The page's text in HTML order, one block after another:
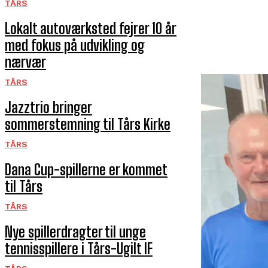
TÅRS
Lokalt autoværksted fejrer 10 år
med fokus på udvikling og
nærvær
TÅRS
Jazztrio bringer
sommerstemning til Tårs Kirke
TÅRS
Dana Cup-spillerne er kommet
til Tårs
TÅRS
Nye spillerdragter til unge
tennisspillere i Tårs-Ugilt IF